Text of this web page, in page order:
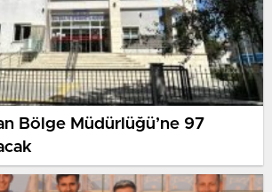
Bölge Müdürlüğü’ne 97